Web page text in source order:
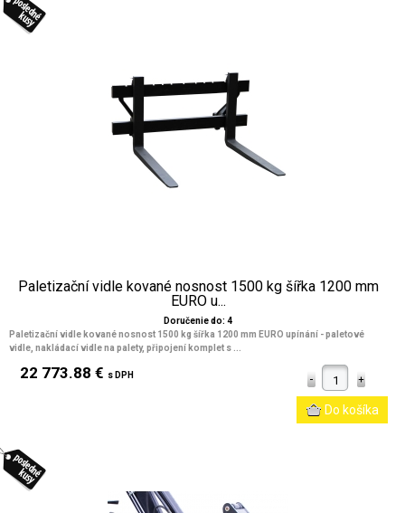
Paletizační vidle kované nosnost 1500 kg šířka 1200 mm
EURO u...
Doručenie do: 4
Paletizační vidle kované nosnost 1500 kg šířka 1200 mm EURO upínání - paletové
vidle, nakládací vidle na palety, připojení komplet s ...
22 773.88 € s DPH